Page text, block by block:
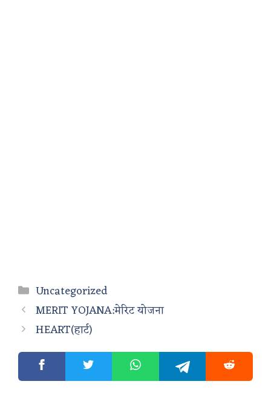
Categories
Uncategorized
MERIT YOJANA:मेरिट योजना
HEART(हार्ट)